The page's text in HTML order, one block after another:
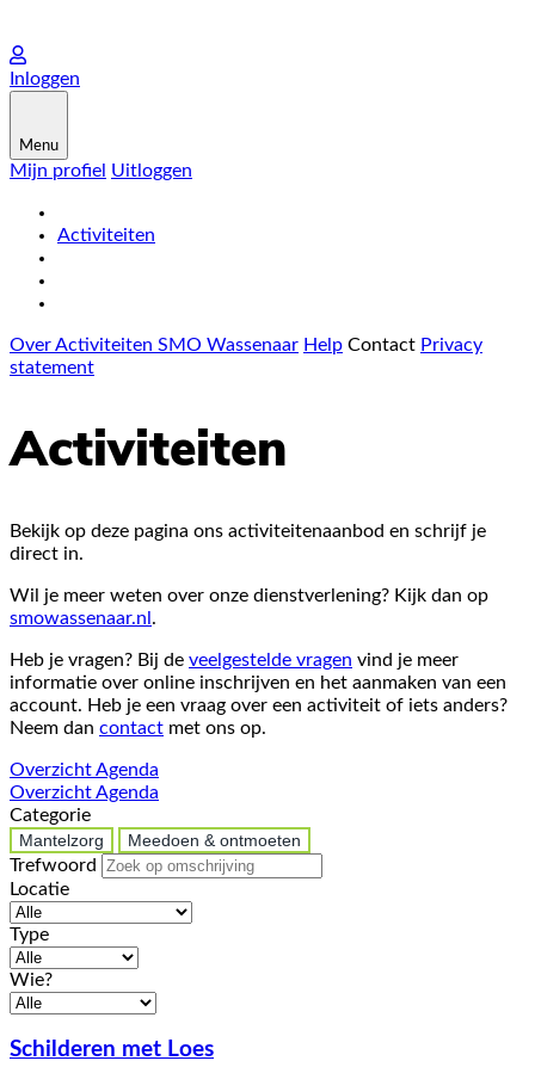
Inloggen
Menu
Mijn profiel Uitloggen
Activiteiten
Over Activiteiten SMO Wassenaar Help Contact Privacy
statement
Activiteiten
Bekijk op deze pagina ons activiteitenaanbod en schrijf je
direct in.
Wil je meer weten over onze dienstverlening? Kijk dan op
smowassenaar.nl .
Heb je vragen? Bij de veelgestelde vragen vind je meer
informatie over online inschrijven en het aanmaken van een
account. Heb je een vraag over een activiteit of iets anders?
Neem dan contact met ons op.
OverzichtAgenda
OverzichtAgenda
Categorie
Mantelzorg
Meedoen & ontmoeten
Trefwoord
Locatie
Type
Wie?
Activiteiten
Schilderen met Loes